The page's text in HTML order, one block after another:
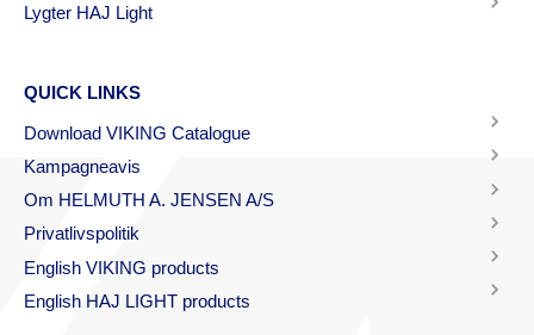
Lygter HAJ Light
QUICK LINKS
Download VIKING Catalogue
Kampagneavis
Om HELMUTH A. JENSEN A/S
Privatlivspolitik
English VIKING products
English HAJ LIGHT products